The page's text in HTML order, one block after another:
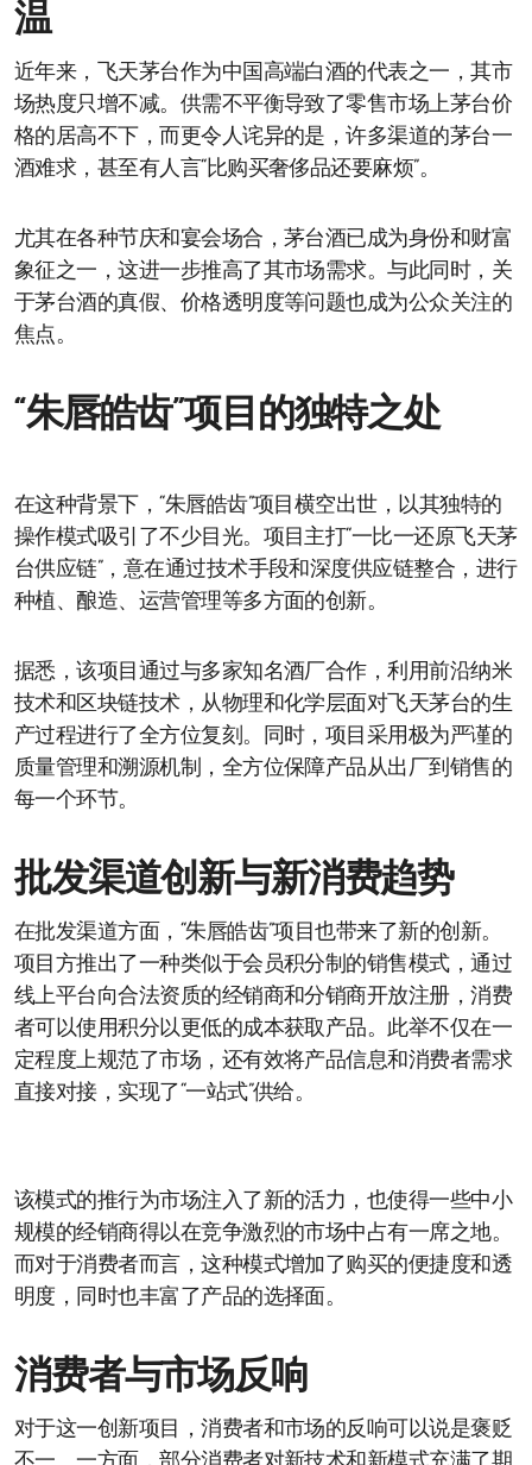
温
近年来，飞天茅台作为中国高端白酒的代表之一，其市
场热度只增不减。供需不平衡导致了零售市场上茅台价
格的居高不下，而更令人诧异的是，许多渠道的茅台一
酒难求，甚至有人言“比购买奢侈品还要麻烦”。
尤其在各种节庆和宴会场合，茅台酒已成为身份和财富
象征之一，这进一步推高了其市场需求。与此同时，关
于茅台酒的真假、价格透明度等问题也成为公众关注的
焦点。
“朱唇皓齿”项目的独特之处
在这种背景下，“朱唇皓齿”项目横空出世，以其独特的
操作模式吸引了不少目光。项目主打“一比一还原飞天茅
台供应链”，意在通过技术手段和深度供应链整合，进行
种植、酿造、运营管理等多方面的创新。
据悉，该项目通过与多家知名酒厂合作，利用前沿纳米
技术和区块链技术，从物理和化学层面对飞天茅台的生
产过程进行了全方位复刻。同时，项目采用极为严谨的
质量管理和溯源机制，全方位保障产品从出厂到销售的
每一个环节。
批发渠道创新与新消费趋势
在批发渠道方面，“朱唇皓齿”项目也带来了新的创新。
项目方推出了一种类似于会员积分制的销售模式，通过
线上平台向合法资质的经销商和分销商开放注册，消费
者可以使用积分以更低的成本获取产品。此举不仅在一
定程度上规范了市场，还有效将产品信息和消费者需求
直接对接，实现了“一站式”供给。
该模式的推行为市场注入了新的活力，也使得一些中小
规模的经销商得以在竞争激烈的市场中占有一席之地。
而对于消费者而言，这种模式增加了购买的便捷度和透
明度，同时也丰富了产品的选择面。
消费者与市场反响
对于这一创新项目，消费者和市场的反响可以说是褒贬